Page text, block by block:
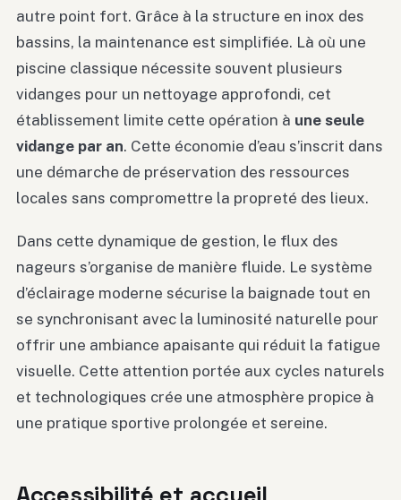
autre point fort. Grâce à la structure en inox des
bassins, la maintenance est simplifiée. Là où une
piscine classique nécessite souvent plusieurs
vidanges pour un nettoyage approfondi, cet
établissement limite cette opération à une seule
vidange par an. Cette économie d’eau s’inscrit dans
une démarche de préservation des ressources
locales sans compromettre la propreté des lieux.
Dans cette dynamique de gestion, le flux des
nageurs s’organise de manière fluide. Le système
d’éclairage moderne sécurise la baignade tout en
se synchronisant avec la luminosité naturelle pour
offrir une ambiance apaisante qui réduit la fatigue
visuelle. Cette attention portée aux cycles naturels
et technologiques crée une atmosphère propice à
une pratique sportive prolongée et sereine.